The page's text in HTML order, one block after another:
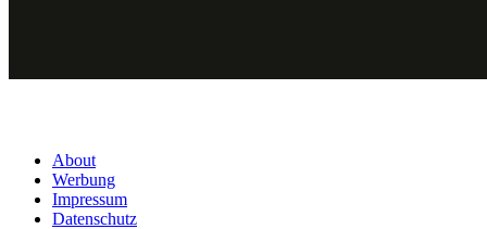
About
Werbung
Impressum
Datenschutz